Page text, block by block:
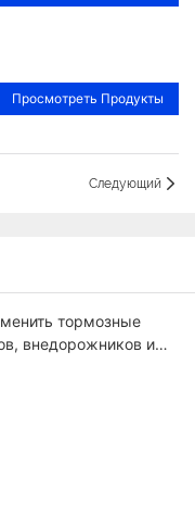
Просмотреть Продукты
Следующий
тормозные
внедорожников и